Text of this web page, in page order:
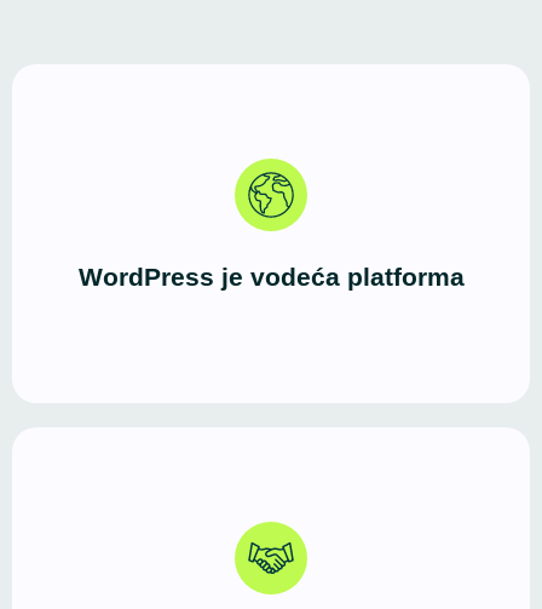
WordPress je vodeća platforma
Više od 40% sajtova pokreće WordPress.
Godinama potvrđeno, fleksibilno i stabilno rešenje
— jednako dobro za male biznise, blogere i
frilensere, kao i za veće sisteme i WooCommerce
Profesionalno izveden WordPress sajt jasno
komunicira ko ste, šta nudite i zašto ste pouzdan